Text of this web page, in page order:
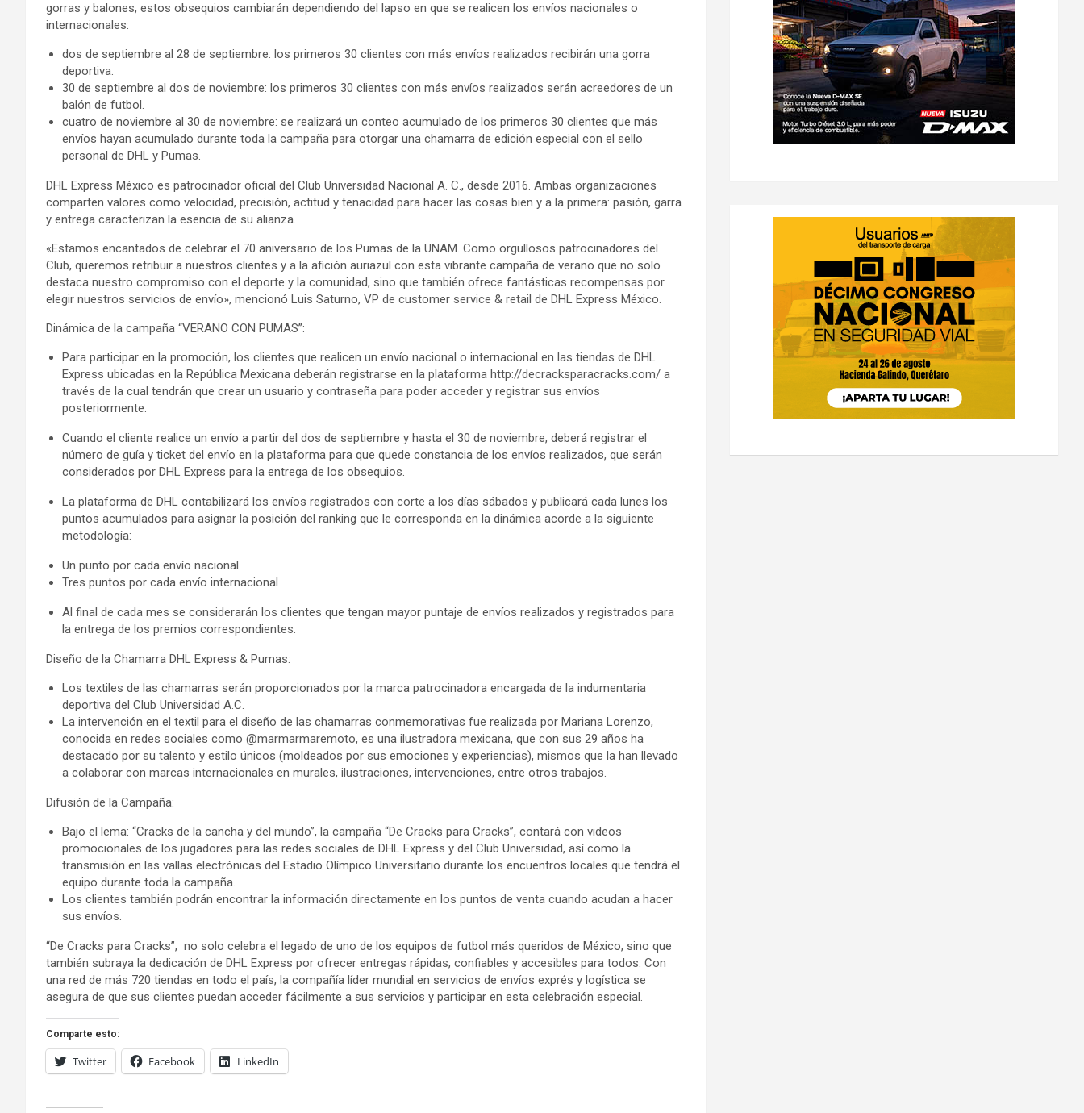
gorras y balones, estos obsequios cambiarán dependiendo del lapso en que se realicen los envíos nacionales o
internacionales:
dos de septiembre al 28 de septiembre: los primeros 30 clientes con más envíos realizados recibirán una gorra
deportiva.
30 de septiembre al dos de noviembre: los primeros 30 clientes con más envíos realizados serán acreedores de un
balón de futbol.
cuatro de noviembre al 30 de noviembre: se realizará un conteo acumulado de los primeros 30 clientes que más
envíos hayan acumulado durante toda la campaña para otorgar una chamarra de edición especial con el sello
personal de DHL y Pumas.
DHL Express México es patrocinador oficial del Club Universidad Nacional A. C., desde 2016. Ambas organizaciones
comparten valores como velocidad, precisión, actitud y tenacidad para hacer las cosas bien y a la primera: pasión, garra
y entrega caracterizan la esencia de su alianza.
«Estamos encantados de celebrar el 70 aniversario de los Pumas de la UNAM. Como orgullosos patrocinadores del
Club, queremos retribuir a nuestros clientes y a la afición auriazul con esta vibrante campaña de verano que no solo
destaca nuestro compromiso con el deporte y la comunidad, sino que también ofrece fantásticas recompensas por
elegir nuestros servicios de envío», mencionó Luis Saturno, VP de customer service & retail de DHL Express México.
Dinámica de la campaña “VERANO CON PUMAS”:
Para participar en la promoción, los clientes que realicen un envío nacional o internacional en las tiendas de DHL
Express ubicadas en la República Mexicana deberán registrarse en la plataforma http://decracksparacracks.com/ a
través de la cual tendrán que crear un usuario y contraseña para poder acceder y registrar sus envíos
posteriormente.
Cuando el cliente realice un envío a partir del dos de septiembre y hasta el 30 de noviembre, deberá registrar el
número de guía y ticket del envío en la plataforma para que quede constancia de los envíos realizados, que serán
considerados por DHL Express para la entrega de los obsequios.
La plataforma de DHL contabilizará los envíos registrados con corte a los días sábados y publicará cada lunes los
puntos acumulados para asignar la posición del ranking que le corresponda en la dinámica acorde a la siguiente
metodología:
Un punto por cada envío nacional
Tres puntos por cada envío internacional
Al final de cada mes se considerarán los clientes que tengan mayor puntaje de envíos realizados y registrados para
la entrega de los premios correspondientes.
Diseño de la Chamarra DHL Express & Pumas:
Los textiles de las chamarras serán proporcionados por la marca patrocinadora encargada de la indumentaria
deportiva del Club Universidad A.C.
La intervención en el textil para el diseño de las chamarras conmemorativas fue realizada por Mariana Lorenzo,
conocida en redes sociales como @marmarmaremoto, es una ilustradora mexicana, que con sus 29 años ha
destacado por su talento y estilo únicos (moldeados por sus emociones y experiencias), mismos que la han llevado
a colaborar con marcas internacionales en murales, ilustraciones, intervenciones, entre otros trabajos.
Difusión de la Campaña:
Bajo el lema: “Cracks de la cancha y del mundo”, la campaña “De Cracks para Cracks”, contará con videos
promocionales de los jugadores para las redes sociales de DHL Express y del Club Universidad, así como la
transmisión en las vallas electrónicas del Estadio Olímpico Universitario durante los encuentros locales que tendrá el
equipo durante toda la campaña.
Los clientes también podrán encontrar la información directamente en los puntos de venta cuando acudan a hacer
sus envíos.
“De Cracks para Cracks”, no solo celebra el legado de uno de los equipos de futbol más queridos de México, sino que
también subraya la dedicación de DHL Express por ofrecer entregas rápidas, confiables y accesibles para todos. Con
una red de más 720 tiendas en todo el país, la compañía líder mundial en servicios de envíos exprés y logística se
asegura de que sus clientes puedan acceder fácilmente a sus servicios y participar en esta celebración especial.
Comparte esto:
Twitter Facebook LinkedIn